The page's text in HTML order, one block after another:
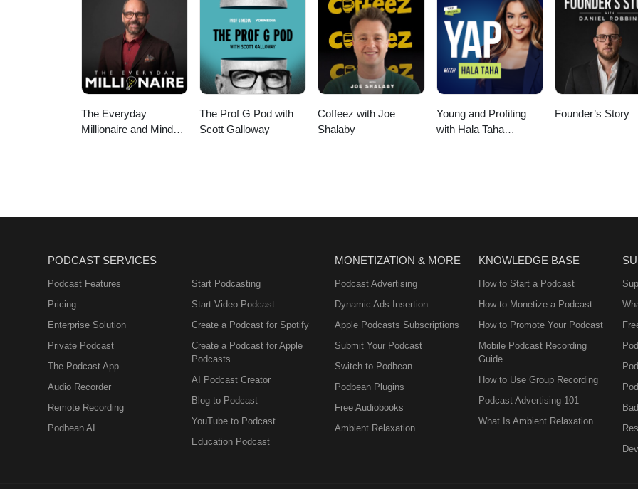
The Everyday
Millionaire and Mindset
The Prof G Pod with
Scott Galloway
Coffeez with Joe
Shalaby
Young and Profiting
with Hala Taha
Founder’s Story
PODCAST SERVICES
Podcast Features
Pricing
Enterprise Solution
Private Podcast
The Podcast App
Audio Recorder
Remote Recording
Podbean AI
Start Podcasting
Start Video Podcast
Create a Podcast for Spotify
Create a Podcast for Apple
Podcasts
AI Podcast Creator
Blog to Podcast
YouTube to Podcast
Education Podcast
MONETIZATION & MORE
Podcast Advertising
Dynamic Ads Insertion
Apple Podcasts Subscriptions
Submit Your Podcast
Switch to Podbean
Podbean Plugins
Free Audiobooks
Ambient Relaxation
KNOWLEDGE BASE
How to Start a Podcast
How to Monetize a Podcast
How to Promote Your Podcast
Mobile Podcast Recording
Guide
How to Use Group Recording
Podcast Advertising 101
What Is Ambient Relaxation